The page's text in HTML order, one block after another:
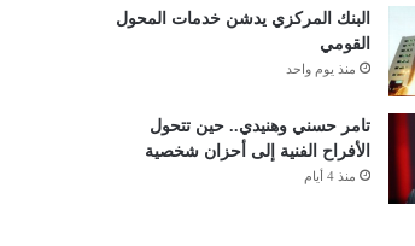
البنك المركزي يدشن خدمات المحول
القومي
منذ يوم واحد
تامر حسني وهنيدي.. حين تتحول
الأفراح الفنية إلى أحزان شخصية
منذ 4 أيام